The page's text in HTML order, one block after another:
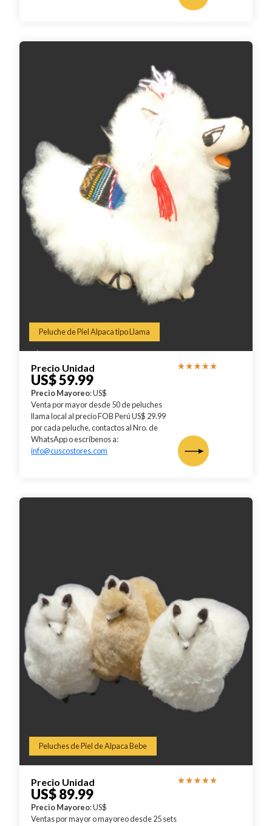
Peluche de Piel Alpaca tipo Llama
Precio Unidad
US$ 59.99
Precio Mayoreo: US$
Venta por mayor desde 50 de peluches
llama local al precio FOB Perú US$ 29.99
por cada peluche, contactos al Nro. de
WhatsApp o escríbenos a:
info@cuscostores.com
Peluches de Piel de Alpaca Bebe
Precio Unidad
US$ 89.99
Precio Mayoreo: US$
Ventas por mayor o mayoreo desde 25 sets